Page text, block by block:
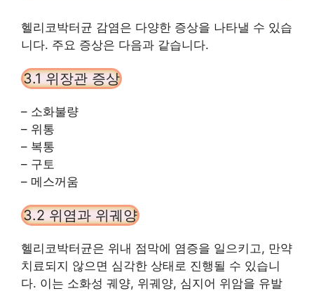
헬리코박터균 감염은 다양한 증상을 나타낼 수 있습
니다. 주요 증상은 다음과 같습니다.
3.1 위장관 증상
– 소화불량
– 위통
– 복통
– 구토
– 메스꺼움
3.2 위염과 위궤양
헬리코박터균은 위내 점막에 염증을 일으키고, 만약
치료되지 않으면 심각한 상태로 진행될 수 있습니
다. 이는 소화성 궤양, 위궤양, 심지어 위암을 유발